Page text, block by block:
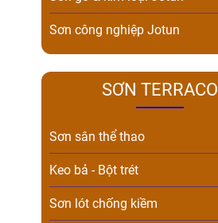
Sơn công nghiệp Jotun
SƠN TERRACO
Sơn sân thể thao
Keo bả - Bột trét
Sơn lót chống kiềm